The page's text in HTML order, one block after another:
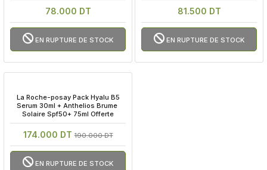
78.000 DT
EN RUPTURE DE STOCK
81.500 DT
EN RUPTURE DE STOCK
La Roche-posay Pack Hyalu B5
Serum 30ml + Anthelios Brume
Solaire Spf50+ 75ml Offerte
174.000 DT190.000 DT
EN RUPTURE DE STOCK